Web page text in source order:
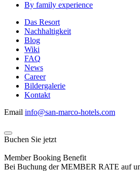
By family experience
Das Resort
Nachhaltigkeit
Blog
Wiki
FAQ
News
Career
Bildergalerie
Kontakt
Email info@san-marco-hotels.com
Buchen Sie jetzt
Member Booking Benefit
Bei Buchung der MEMBER RATE auf